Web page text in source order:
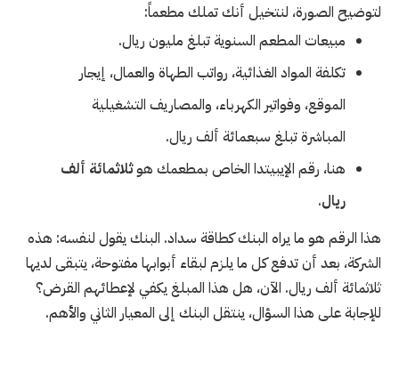
لتوضيح الصورة، لنتخيل أنك تملك مطعماً:
مبيعات المطعم السنوية تبلغ مليون ريال.
تكلفة المواد الغذائية، رواتب الطهاة والعمال، إيجار
الموقع، وفواتير الكهرباء، والمصاريف التشغيلية
المباشرة تبلغ سبعمائة ألف ريال.
هنا، رقم الإيبيتدا الخاص بمطعمك هوثلاثمائة ألف
ريال.
هذا الرقم هو ما يراه البنك كطاقة سداد. البنك يقول لنفسه: هذه
الشركة، بعد أن تدفع كل ما يلزم لبقاء أبوابها مفتوحة، يتبقى لديها
ثلاثمائة ألف ريال. الآن، هل هذا المبلغ يكفي لإعطائهم القرض؟
للإجابة على هذا السؤال، ينتقل البنك إلى المعيار الثاني والأهم.